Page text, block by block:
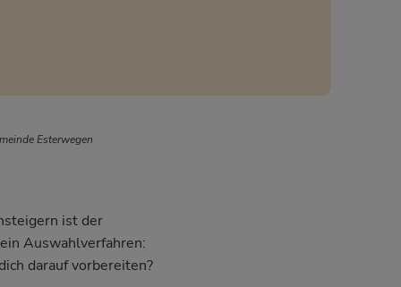
Esterwegen
ist der
Auswahlverfahren:
darauf vorbereiten?